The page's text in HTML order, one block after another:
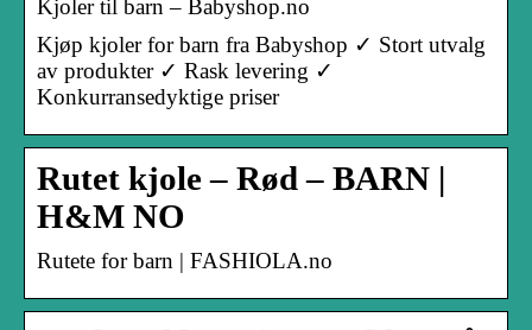
Kjoler til barn – Babyshop.no
Kjøp kjoler for barn fra Babyshop ✓ Stort utvalg
av produkter ✓ Rask levering ✓
Konkurransedyktige priser
Rutet kjole – Rød – BARN |
H&M NO
Rutete for barn | FASHIOLA.no